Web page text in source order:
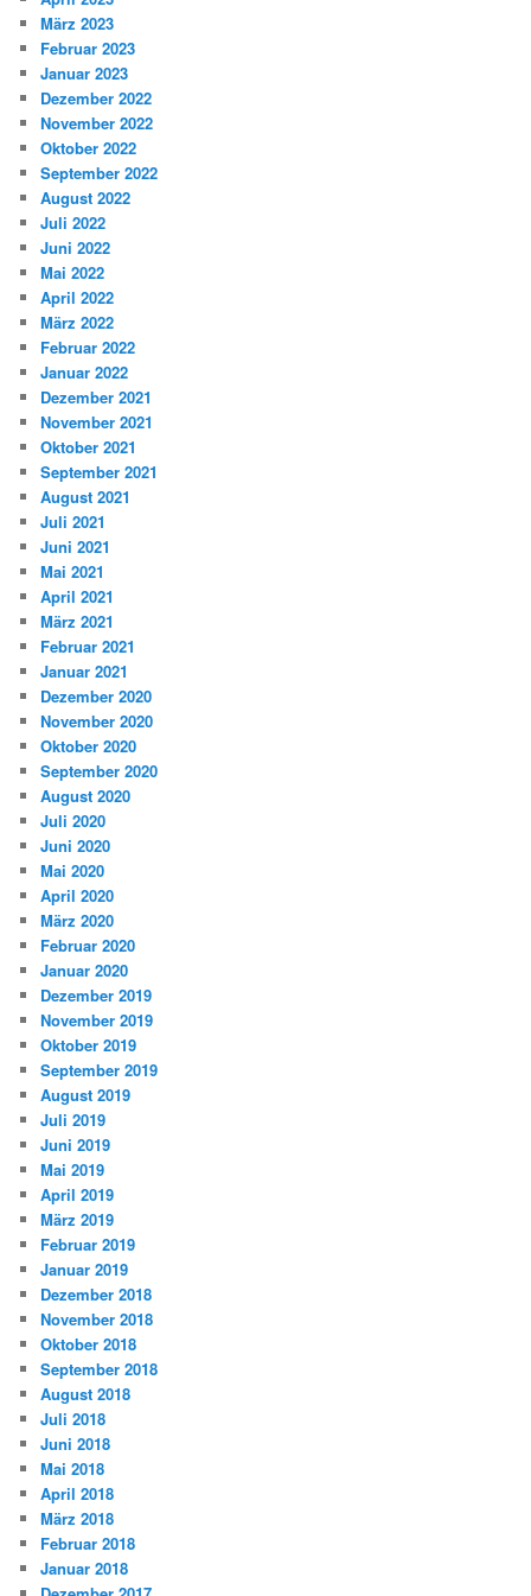
März 2023
Februar 2023
Januar 2023
Dezember 2022
November 2022
Oktober 2022
September 2022
August 2022
Juli 2022
Juni 2022
Mai 2022
April 2022
März 2022
Februar 2022
Januar 2022
Dezember 2021
November 2021
Oktober 2021
September 2021
August 2021
Juli 2021
Juni 2021
Mai 2021
April 2021
März 2021
Februar 2021
Januar 2021
Dezember 2020
November 2020
Oktober 2020
September 2020
August 2020
Juli 2020
Juni 2020
Mai 2020
April 2020
März 2020
Februar 2020
Januar 2020
Dezember 2019
November 2019
Oktober 2019
September 2019
August 2019
Juli 2019
Juni 2019
Mai 2019
April 2019
März 2019
Februar 2019
Januar 2019
Dezember 2018
November 2018
Oktober 2018
September 2018
August 2018
Juli 2018
Juni 2018
Mai 2018
April 2018
März 2018
Februar 2018
Januar 2018